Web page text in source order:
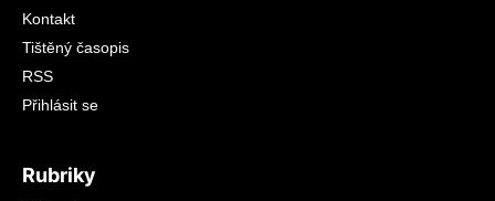
Kontakt
Tištěný časopis
RSS
Přihlásit se
Rubriky